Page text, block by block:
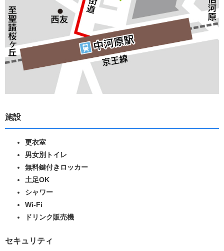
施設
更衣室
男女別トイレ
無料鍵付きロッカー
土足OK
シャワー
Wi-Fi
ドリンク販売機
セキュリティ